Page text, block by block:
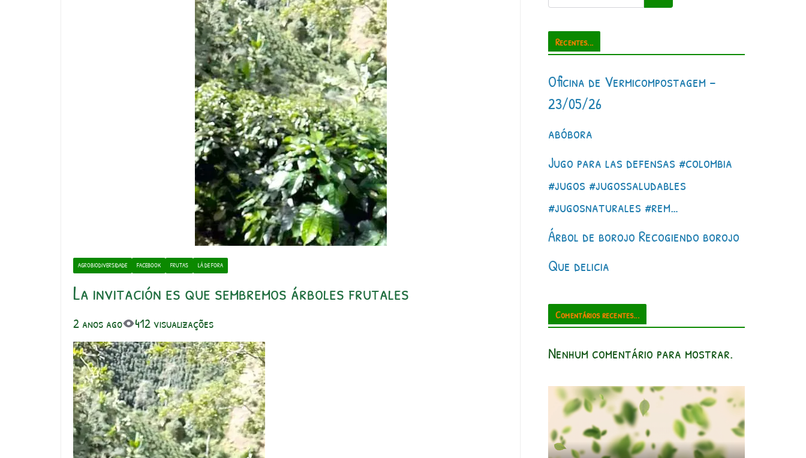
AGROBIODIVERSIDADE FACEBOOK FRUTAS LÁ DE FORA
La invitación es que sembremos árboles frutales
2 anos ago 412 visualizações
Recentes...
Oficina de Vermicompostagem –
23/05/26
abóbora
Jugo para las defensas #colombia
#jugos #jugossaludables
#jugosnaturales #rem…
Árbol de borojo Recogiendo borojo
Que delicia
Comentários recentes...
Nenhum comentário para mostrar.